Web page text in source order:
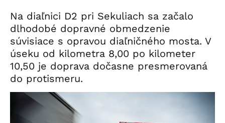
Na diaľnici D2 pri Sekuliach sa začalo
dlhodobé dopravné obmedzenie
súvisiace s opravou diaľničného mosta. V
úseku od kilometra 8,00 po kilometer
10,50 je doprava dočasne presmerovaná
do protismeru.